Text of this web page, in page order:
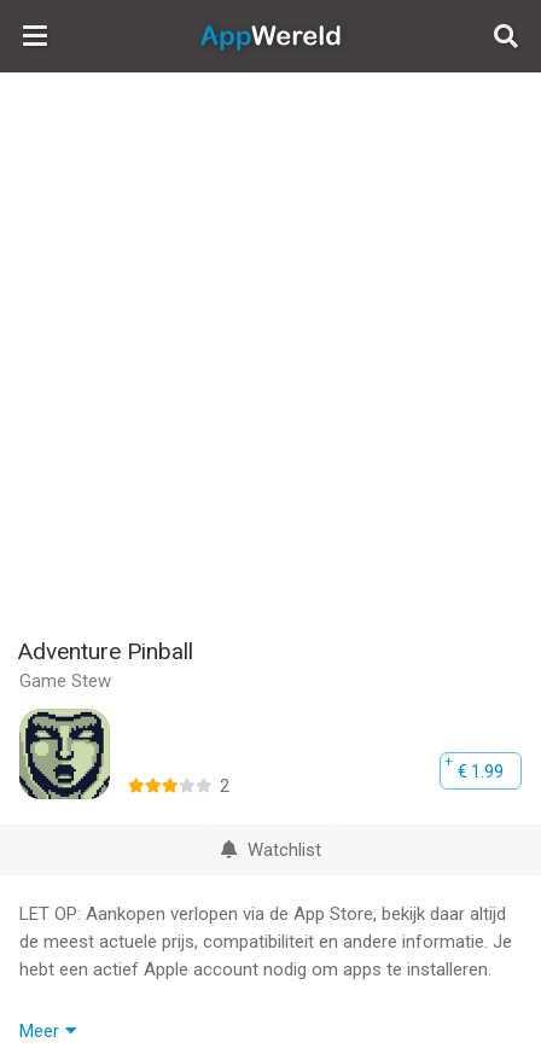
AppWereld
Adventure Pinball
Game Stew
€ 1.99
2
Watchlist
LET OP: Aankopen verlopen via de App Store, bekijk daar altijd
de meest actuele prijs, compatibiliteit en andere informatie. Je
hebt een actief Apple account nodig om apps te installeren.
You play as a hero to fight the dark force in a fantasy pinball
Meer